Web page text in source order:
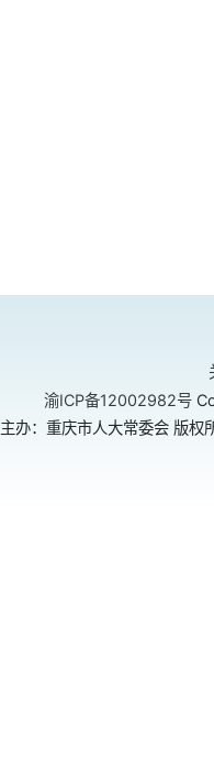
渝ICP备12002982号
主办：重庆市人大常委会 版